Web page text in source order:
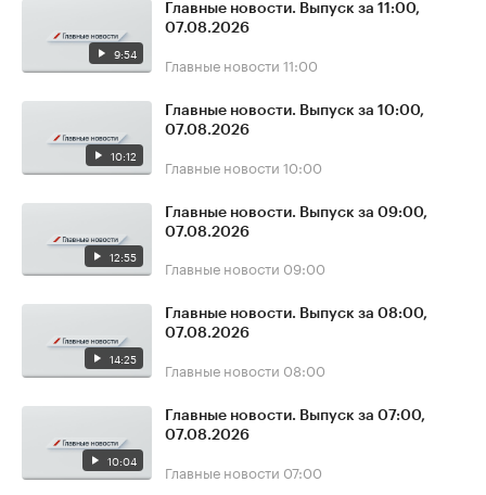
9:54
Главные новости. Выпуск за 11:00,
07.08.2026
Главные новости 11:00
10:12
Главные новости. Выпуск за 10:00,
07.08.2026
Главные новости 10:00
12:55
Главные новости. Выпуск за 09:00,
07.08.2026
Главные новости 09:00
14:25
Главные новости. Выпуск за 08:00,
07.08.2026
Главные новости 08:00
10:04
Главные новости. Выпуск за 07:00,
07.08.2026
Главные новости 07:00